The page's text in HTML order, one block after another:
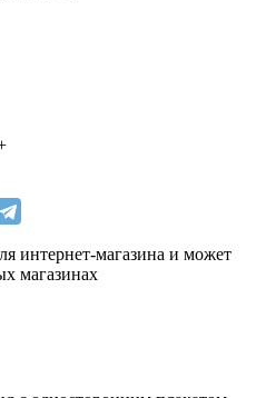
интернет-магазина и может
магазинах